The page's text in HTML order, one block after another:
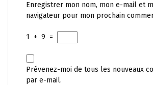
Enregistrer mon nom, mon e-mail et
navigateur pour mon prochain
1 + 9 =
Prévenez-moi de tous les nouveaux
par e-mail.